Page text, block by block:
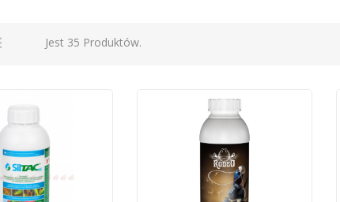
Jest 35 Produktów.